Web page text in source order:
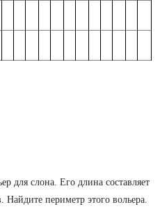
для слона. Его длина составляет
периметр этого вольера.